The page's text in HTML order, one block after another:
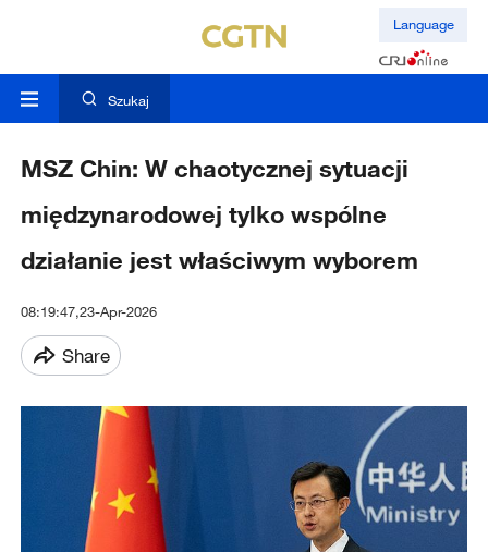
Language
Szukaj
MSZ Chin: W chaotycznej sytuacji
międzynarodowej tylko wspólne
działanie jest właściwym wyborem
08:19:47,23-Apr-2026
Share